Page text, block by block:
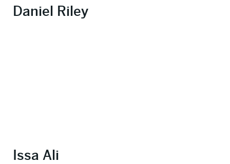
Daniel Riley
Issa Ali